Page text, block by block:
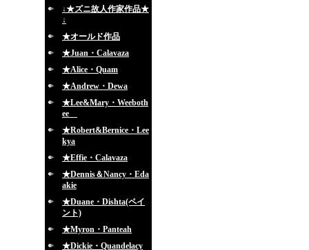
↓★ズニ故人作家作品★
↓
★オールド作品
★Juan・Calavaza
★Alice・Quam
★Andrew・Dewa
★Lee&Mary・Weeboth
ee
★Robert&Bernice・Lee
kya
★Effie・Calavaza
★Dennis＆Nancy・Eda
akie
★Duane・Dishta(ペイ
ント)
★Myron・Panteah
★Dickie・Quandelacy